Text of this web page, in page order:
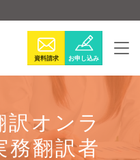
お申し込み
資料請求
訳オンラ
務翻訳者